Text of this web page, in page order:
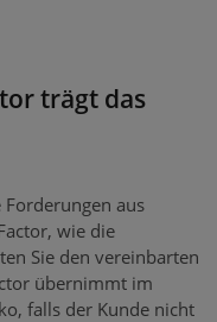
trägt das
aus
wie die
Sie den vereinbarten
übernimmt im
falls der Kunde nicht